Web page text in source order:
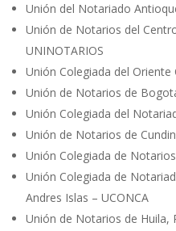
Unión del Notariado
Unión de Notarios del
UNINOTARIOS
Unión Colegiada del
Unión de Notarios de
Unión Colegiada del
Unión de Notarios de
Unión Colegiada de
Unión Colegiada de
Andres Islas – UCONCA
Unión de Notarios de Huila,